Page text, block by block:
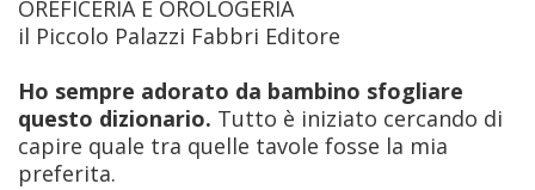
OREFICERIA E OROLOGERIA
il Piccolo Palazzi Fabbri Editore
Ho sempre adorato da bambino sfogliare
questo dizionario. Tutto è iniziato cercando di
capire quale tra quelle tavole fosse la mia
preferita.